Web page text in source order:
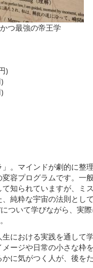
つ最強の帝王学
)
。マインドが劇的に整
容プログラムです。一
知られていますが、ミ
純粋な宇宙の法則とし
ついて学びながら、実
における実践を通して
ージや日常の小さな枠
に気がつく人が、後を